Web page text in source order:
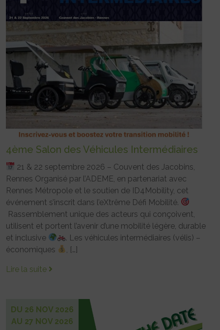
4ème Salon des Véhicules Intermédiaires
21 & 22 septembre 2026 – Couvent des Jacobins,
Rennes Organisé par l’ADEME, en partenariat avec
Rennes Métropole et le soutien de ID4Mobility, cet
événement s’inscrit dans l’eXtrême Défi Mobilité.
Rassemblement unique des acteurs qui conçoivent,
utilisent et portent l’avenir d’une mobilité légère, durable
et inclusive
. Les véhicules intermédiaires (vélis) –
économiques
, […]
Lire la suite
DU 26 NOV 2026
AU 27 NOV 2026